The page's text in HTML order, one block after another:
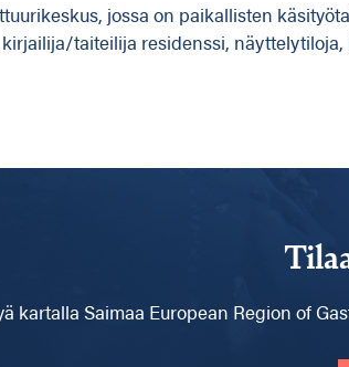
jossa on paikallisten
taiteilija residenssi, näyttelytiloja,
kartalla Saimaa European Region of